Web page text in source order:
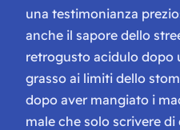
una testimonianza
anche il sapore dello
retrogusto acidulo dopo
grasso ai limiti dello
dopo aver mangiato i
male che solo scrivere